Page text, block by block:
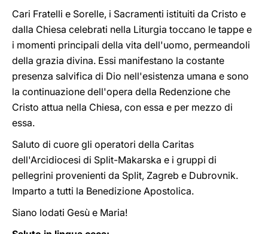
Cari Fratelli e Sorelle, i Sacramenti istituiti da Cristo e
dalla Chiesa celebrati nella Liturgia toccano le tappe e
i momenti principali della vita dell'uomo, permeandoli
della grazia divina. Essi manifestano la costante
presenza salvifica di Dio nell'esistenza umana e sono
la continuazione dell'opera della Redenzione che
Cristo attua nella Chiesa, con essa e per mezzo di
essa.
Saluto di cuore gli operatori della Caritas
dell'Arcidiocesi di Split-Makarska e i gruppi di
pellegrini provenienti da Split, Zagreb e Dubrovnik.
Imparto a tutti la Benedizione Apostolica.
Siano lodati Gesù e Maria!